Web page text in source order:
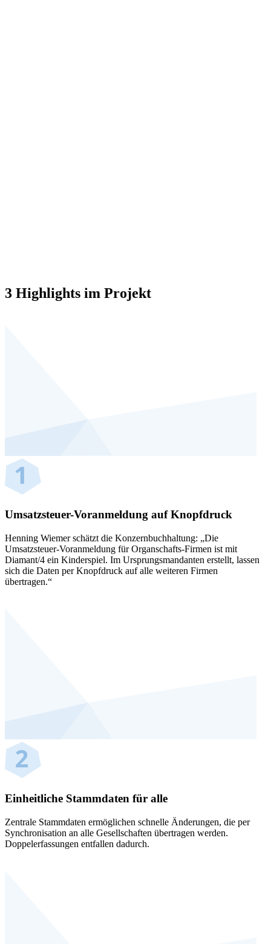
3 Highlights im Projekt
Umsatzsteuer-Voranmeldung auf Knopfdruck
Henning Wiemer schätzt die Konzernbuchhaltung: „Die
Umsatzsteuer-Voranmeldung für Organschafts-Firmen ist mit
Diamant/4 ein Kinderspiel. Im Ursprungsmandanten erstellt, lassen
sich die Daten per Knopfdruck auf alle weiteren Firmen
übertragen.“
Einheitliche Stammdaten für alle
Zentrale Stammdaten ermöglichen schnelle Änderungen, die per
Synchronisation an alle Gesellschaften übertragen werden.
Doppelerfassungen entfallen dadurch.